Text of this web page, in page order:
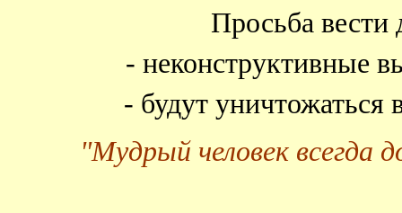
Просьба вести
- неконструктивные
- будут
"Мудрый человек всегда